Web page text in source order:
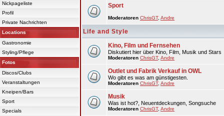
Nickpageliste
Profil
Private Nachrichten
Locations
Gastronomie
Styling/Pflege
Fotos
Discos/Clubs
Veranstaltungen
Kneipen/Bars
Sport
Specials
Sport
Moderatoren ChrisGT, Andre
Life and Style
Kino, Film und Fernsehen
Diskutiert hier über Kino, Film, Musik und Stars
Moderatoren ChrisGT, Andre
Outlet und Fabrik Verkauf in OWL
Wo gibt es was am günstigesten.
Moderatoren ChrisGT, Andre
Musik
Was ist hot?, Neuentdeckungen, Songsuche
Moderatoren ChrisGT, Andre